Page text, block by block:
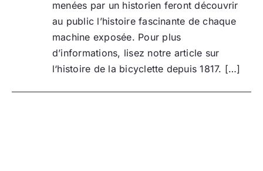
menées par un historien feront découvrir
au public l’histoire fascinante de chaque
machine exposée. Pour plus
d’informations, lisez notre article sur
l‘histoire de la bicyclette depuis 1817. […]